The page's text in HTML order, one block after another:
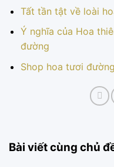
Tất tần tật về loài
Ý nghĩa của Hoa
đường
Shop hoa tươi
Bài viết cùng chủ